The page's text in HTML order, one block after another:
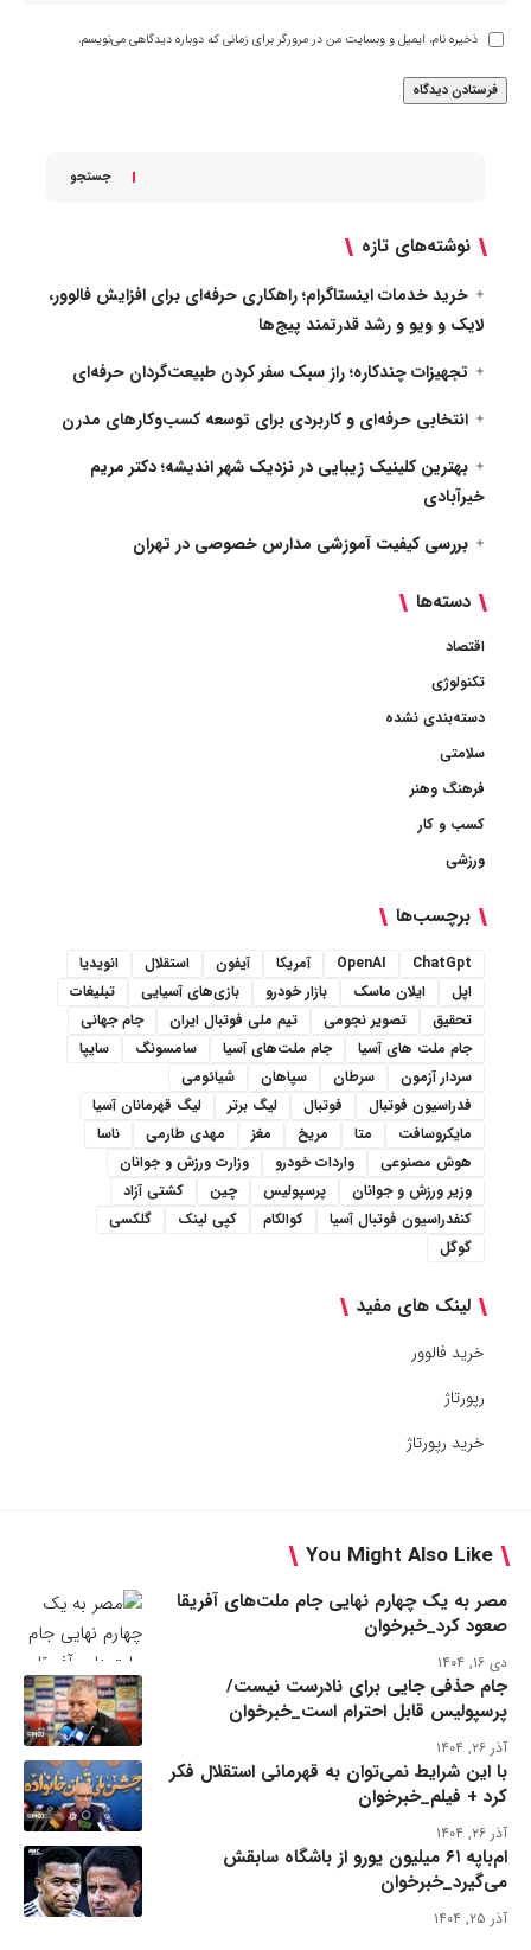
ذخیره نام، ایمیل و وبسایت من در مرورگر برای زمانی که دوباره دیدگاهی می‌نویسم.
جستجو
نوشته‌های تازه
خرید خدمات اینستاگرام؛ راهکاری حرفه‌ای برای افزایش فالوور،
لایک و ویو و رشد قدرتمند پیج‌ها
تجهیزات چندکاره؛ راز سبک سفر کردن طبیعت‌گردان حرفه‌ای
انتخابی حرفه‌ای و کاربردی برای توسعه کسب‌وکارهای مدرن
بهترین کلینیک زیبایی در نزدیک شهر اندیشه؛ دکتر مریم
خیرآبادی
بررسی کیفیت آموزشی مدارس خصوصی در تهران
دسته‌ها
اقتصاد
تکنولوژی
دسته‌بندی نشده
سلامتی
فرهنگ وهنر
کسب و کار
ورزشی
برچسب‌ها
ChatGpt
OpenAI آمریکا آیفون استقلال
انویدیا
اپل
ایلان ماسک بازار خودرو بازی‌های آسیایی
تبلیغات
تحقیق
تصویر نجومی تیم ملی فوتبال ایران
جام جهانی
جام ملت های آسیا
جام ملت‌های آسیا سامسونگ
سایپا
سردار آزمون
سرطان سپاهان
شیائومی
فدراسیون فوتبال
فوتبال لیگ برتر
لیگ قهرمانان آسیا
مایکروسافت
متا مریخ مغز مهدی طارمی
ناسا
هوش مصنوعی
واردات خودرو
وزارت ورزش و جوانان
وزیر ورزش و جوانان
پرسپولیس چین
کشتی آزاد
کنفدراسیون فوتبال آسیا
کوالکام کپی لینک
گلکسی
گوگل
لینک های مفید
خرید فالوور
رپورتاژ
خرید رپورتاژ
You Might Also Like
مصر به یک چهارم نهایی جام ملت‌های آفریقا
صعود کرد_خبرخوان
دی ۱۶, ۱۴۰۴
جام حذفی جایی برای نادرست نیست/
پرسپولیس قابل احترام است_خبرخوان
آذر ۲۶, ۱۴۰۴
با این شرایط نمی‌توان به قهرمانی استقلال فکر
کرد + فیلم_خبرخوان
آذر ۲۶, ۱۴۰۴
ام‌باپه ۶۱ میلیون یورو از باشگاه سابقش
می‌گیرد_خبرخوان
آذر ۲۵, ۱۴۰۴